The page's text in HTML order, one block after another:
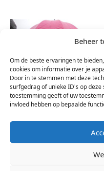
Beheer
Om de beste ervaringen te
cookies om informatie over je
Door in te stemmen met deze
surfgedrag of unieke ID's op
toestemming geeft of uw
invloed hebben op bepaalde